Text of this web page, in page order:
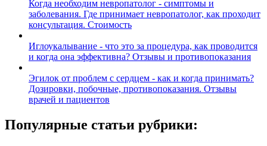
Когда необходим невропатолог - симптомы и
заболевания. Где принимает невропатолог, как проходит
консультация. Стоимость
Иглоукалывание - что это за процедура, как проводится
и когда она эффективна? Отзывы и противопоказания
Эгилок от проблем с сердцем - как и когда принимать?
Дозировки, побочные, противопоказания. Отзывы
врачей и пациентов
Популярные статьи рубрики: